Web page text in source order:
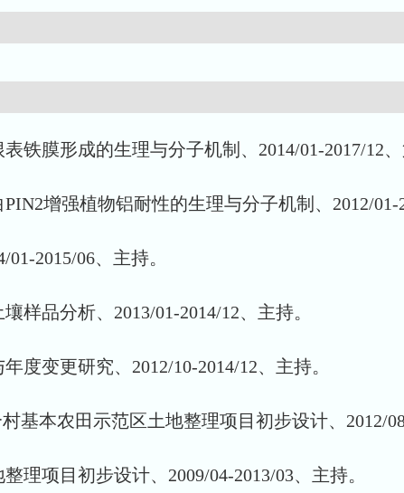
铁膜形成的生理与分子机制、2014/01-2017/12、
增强植物铝耐性的生理与分子机制、2012/01-
2015/06、主持。
样品分析、2013/01-2014/12、主持。
度变更研究、2012/10-2014/12、主持。
本农田示范区土地整理项目初步设计、2012/
项目初步设计、2009/04-2013/03、主持。